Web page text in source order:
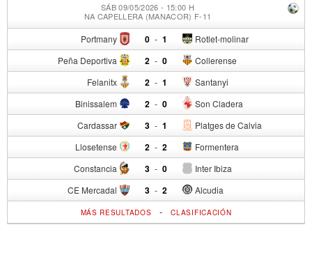
SÁB 09/05/2026 - 15:00 H
NA CAPELLERA (MANACOR) F-11
Portmany 0 - Rotlet-molinar
1
Peña Deportiva 2 - Collerense
0
Felanitx 2 - Santanyi
1
Binissalem 2 - Son Cladera
0
Cardassar 3 - Platges de Calvia
1
Llosetense 2 - Formentera
2
Constancia 3 - Inter Ibiza
0
CE Mercadal 3 - Alcudia
2
MÁS RESULTADOS -CLASIFICACIÓN